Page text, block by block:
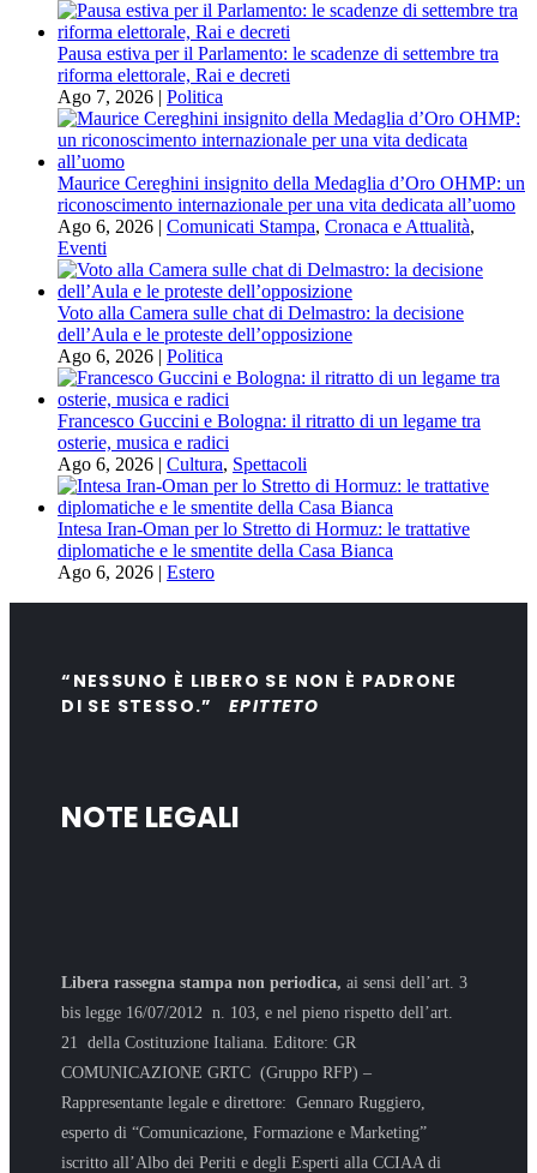
Pausa estiva per il Parlamento: le scadenze di settembre tra
riforma elettorale, Rai e decreti
Ago 7, 2026 | Politica
Maurice Cereghini insignito della Medaglia d’Oro OHMP: un
riconoscimento internazionale per una vita dedicata all’uomo
Ago 6, 2026 | Comunicati Stampa, Cronaca e Attualità,
Eventi
Voto alla Camera sulle chat di Delmastro: la decisione
dell’Aula e le proteste dell’opposizione
Ago 6, 2026 | Politica
Francesco Guccini e Bologna: il ritratto di un legame tra
osterie, musica e radici
Ago 6, 2026 | Cultura, Spettacoli
Intesa Iran-Oman per lo Stretto di Hormuz: le trattative
diplomatiche e le smentite della Casa Bianca
Ago 6, 2026 | Estero
“NESSUNO È LIBERO SE NON È PADRONE
DI SE STESSO.”EPITTETO
NOTE LEGALI
Libera rassegna stampa non periodica,ai sensi dell’art. 3
bis legge 16/07/2012 n. 103, e nel pieno rispetto dell’art.
21 della Costituzione Italiana. Editore: GR
COMUNICAZIONE GRTC (Gruppo RFP) –
Rappresentante legale e direttore: Gennaro Ruggiero,
esperto di “Comunicazione, Formazione e Marketing”
iscritto all’Albo dei Periti e degli Esperti alla CCIAA di